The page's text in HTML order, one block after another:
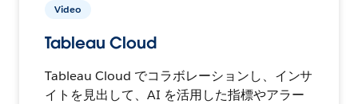
Video
Tableau Cloud
Tableau Cloud でコラボレーションし、インサ
イトを見出して、AI を活用した指標やアラー